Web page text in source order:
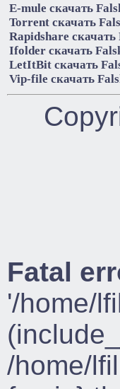
E-mule cкачать
Torrent cкачать
Rapidshare
Ifolder cкачать
LetItBit cкачать
Vip-file cкачать
Fatal
'/home/
/home/